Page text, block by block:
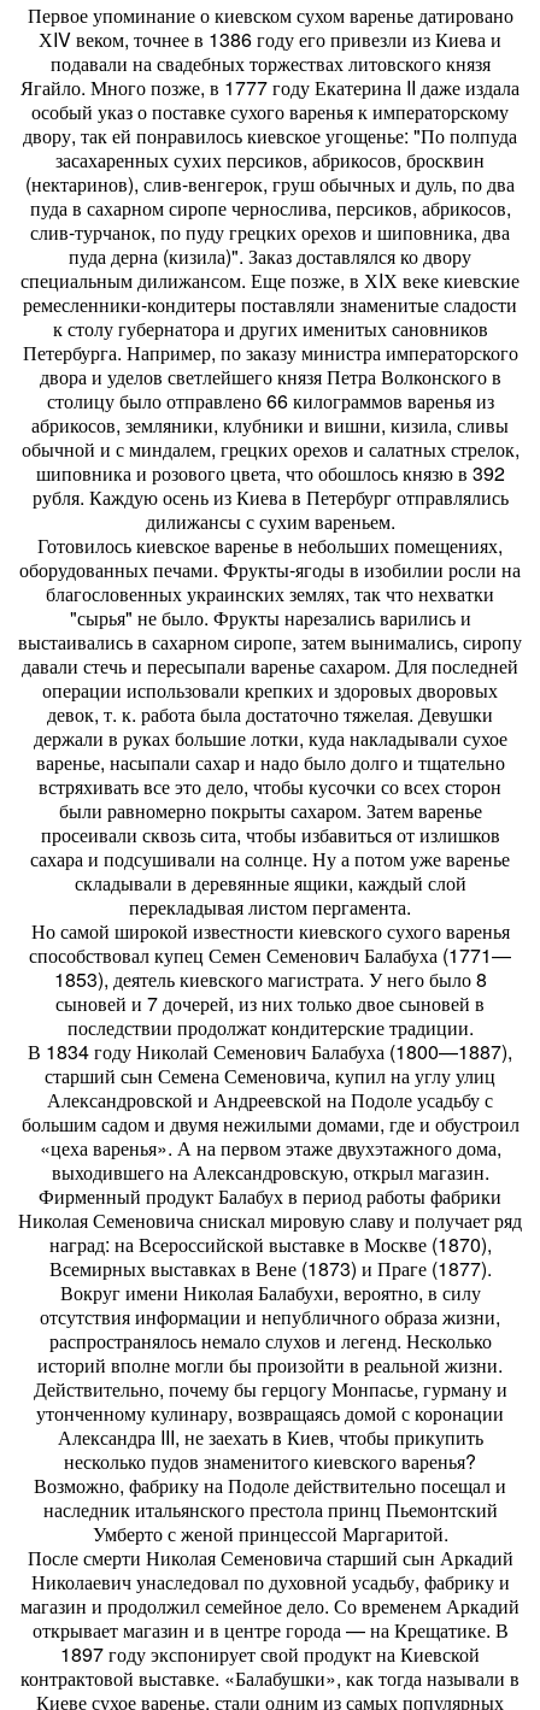
Первое упоминание о киевском сухом варенье датировано
ХIV веком, точнее в 1386 году его привезли из Киева и
подавали на свадебных торжествах литовского князя
Ягайло. Много позже, в 1777 году Екатерина II даже издала
особый указ о поставке сухого варенья к императорскому
двору, так ей понравилось киевское угощенье: "По полпуда
засахаренных сухих персиков, абрикосов, бросквин
(нектаринов), слив-венгерок, груш обычных и дуль, по два
пуда в сахарном сиропе чернослива, персиков, абрикосов,
слив-турчанок, по пуду грецких орехов и шиповника, два
пуда дерна (кизила)". Заказ доставлялся ко двору
специальным дилижансом. Еще позже, в ХIХ веке киевские
ремесленники-кондитеры поставляли знаменитые сладости
к столу губернатора и других именитых сановников
Петербурга. Например, по заказу министра императорского
двора и уделов светлейшего князя Петра Волконского в
столицу было отправлено 66 килограммов варенья из
абрикосов, земляники, клубники и вишни, кизила, сливы
обычной и с миндалем, грецких орехов и салатных стрелок,
шиповника и розового цвета, что обошлось князю в 392
рубля. Каждую осень из Киева в Петербург отправлялись
дилижансы с сухим вареньем.
Готовилось киевское варенье в небольших помещениях,
оборудованных печами. Фрукты-ягоды в изобилии росли на
благословенных украинских землях, так что нехватки
"сырья" не было. Фрукты нарезались варились и
выстаивались в сахарном сиропе, затем вынимались, сиропу
давали стечь и пересыпали варенье сахаром. Для последней
операции использовали крепких и здоровых дворовых
девок, т. к. работа была достаточно тяжелая. Девушки
держали в руках большие лотки, куда накладывали сухое
варенье, насыпали сахар и надо было долго и тщательно
встряхивать все это дело, чтобы кусочки со всех сторон
были равномерно покрыты сахаром. Затем варенье
просеивали сквозь сита, чтобы избавиться от излишков
сахара и подсушивали на солнце. Ну а потом уже варенье
складывали в деревянные ящики, каждый слой
перекладывая листом пергамента.
Но самой широкой известности киевского сухого варенья
способствовал купец Семен Семенович Балабуха (1771—
1853), деятель киевского магистрата. У него было 8
сыновей и 7 дочерей, из них только двое сыновей в
последствии продолжат кондитерские традиции.
В 1834 году Николай Семенович Балабуха (1800—1887),
старший сын Семена Семеновича, купил на углу улиц
Александровской и Андреевской на Подоле усадьбу с
большим садом и двумя нежилыми домами, где и обустроил
«цеха варенья». А на первом этаже двухэтажного дома,
выходившего на Александровскую, открыл магазин.
Фирменный продукт Балабух в период работы фабрики
Николая Семеновича снискал мировую славу и получает ряд
наград: на Всероссийской выставке в Москве (1870),
Всемирных выставках в Вене (1873) и Праге (1877).
Вокруг имени Николая Балабухи, вероятно, в силу
отсутствия информации и непубличного образа жизни,
распространялось немало слухов и легенд. Несколько
историй вполне могли бы произойти в реальной жизни.
Действительно, почему бы герцогу Монпасье, гурману и
утонченному кулинару, возвращаясь домой с коронации
Александра III, не заехать в Киев, чтобы прикупить
несколько пудов знаменитого киевского варенья?
Возможно, фабрику на Подоле действительно посещал и
наследник итальянского престола принц Пьемонтский
Умберто с женой принцессой Маргаритой.
После смерти Николая Семеновича старший сын Аркадий
Николаевич унаследовал по духовной усадьбу, фабрику и
магазин и продолжил семейное дело. Со временем Аркадий
открывает магазин и в центре города — на Крещатике. В
1897 году экспонирует свой продукт на Киевской
контрактовой выставке. «Балабушки», как тогда называли в
Киеве сухое варенье, стали одним из самых популярных